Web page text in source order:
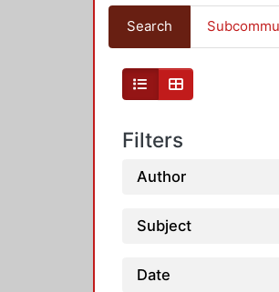
Search
Filters
Author
Subject
Date